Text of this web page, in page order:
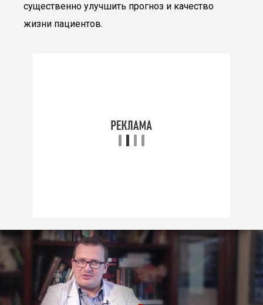
существенно улучшить прогноз и качество
жизни пациентов.